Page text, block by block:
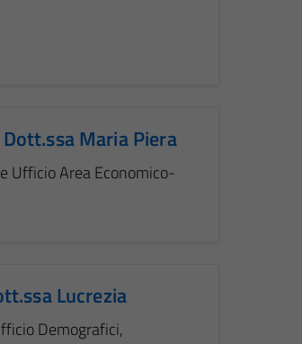
Maria Piera
Ufficio Area Economico-
Lucrezia
Demografici,